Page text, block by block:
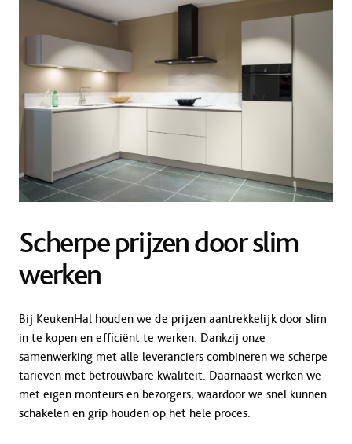
Scherpe prijzen door slim
werken
Bij KeukenHal houden we de prijzen aantrekkelijk door slim
in te kopen en efficiënt te werken. Dankzij onze
samenwerking met alle leveranciers combineren we scherpe
tarieven met betrouwbare kwaliteit. Daarnaast werken we
met eigen monteurs en bezorgers, waardoor we snel kunnen
schakelen en grip houden op het hele proces.